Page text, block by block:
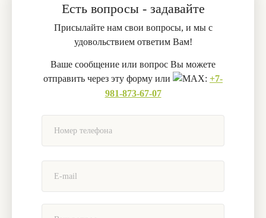
Есть вопросы - задавайте
Присылайте нам свои вопросы, и мы с
удовольствием ответим Вам!
Ваше сообщение или вопрос Вы можете
отправить через эту форму или
: +7-
981-873-67-07